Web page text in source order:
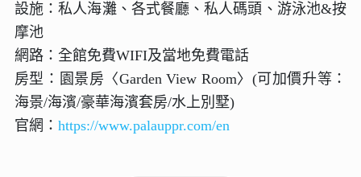
設施：私人海灘、各式餐廳、私人碼頭、游泳池&按
摩池
網路：全館免費WIFI及當地免費電話
房型：園景房〈Garden View Room〉(可加價升等：
海景/海濱/豪華海濱套房/水上別墅)
官網： https://www.palauppr.com/en